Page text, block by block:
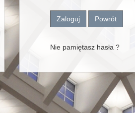
Zaloguj Powrót
Nie pamiętasz hasła ?